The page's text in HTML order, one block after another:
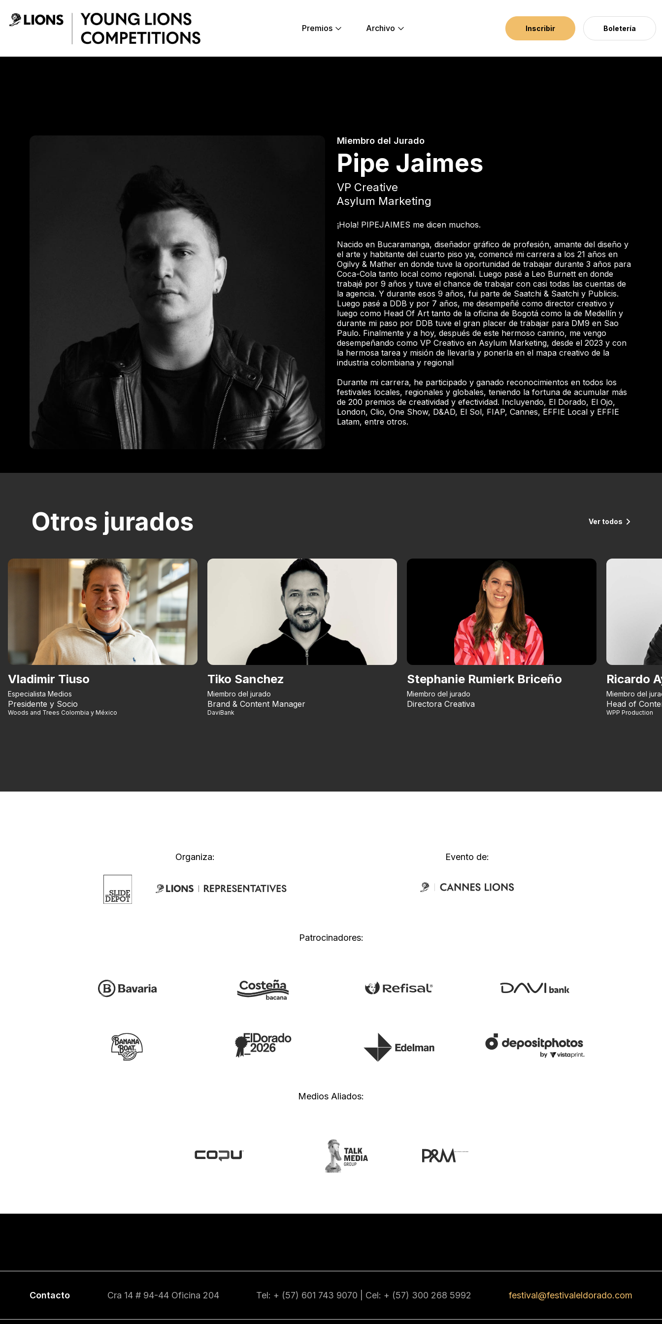
Premios
Archivo Inscribir Boletería
Miembro del Jurado
Pipe Jaimes
VP Creative
Asylum Marketing
¡Hola! PIPEJAIMES me dicen muchos.
Nacido en Bucaramanga, diseñador gráfico de profesión, amante del diseño y
el arte y habitante del cuarto piso ya, comencé mi carrera a los 21 años en
Ogilvy & Mather en donde tuve la oportunidad de trabajar durante 3 años para
Coca-Cola tanto local como regional. Luego pasé a Leo Burnett en donde
trabajé por 9 años y tuve el chance de trabajar con casi todas las cuentas de
la agencia. Y durante esos 9 años, fui parte de Saatchi & Saatchi y Publicis.
Luego pasé a DDB y por 7 años, me desempeñé como director creativo y
luego como Head Of Art tanto de la oficina de Bogotá como la de Medellín y
durante mi paso por DDB tuve el gran placer de trabajar para DM9 en Sao
Paulo. Finalmente y a hoy, después de este hermoso camino, me vengo
desempeñando como VP Creativo en Asylum Marketing, desde el 2023 y con
la hermosa tarea y misión de llevarla y ponerla en el mapa creativo de la
industria colombiana y regional
Durante mi carrera, he participado y ganado reconocimientos en todos los
festivales locales, regionales y globales, teniendo la fortuna de acumular más
de 200 premios de creatividad y efectividad. Incluyendo, El Dorado, El Ojo,
London, Clio, One Show, D&AD, El Sol, FIAP, Cannes, EFFIE Local y EFFIE
Latam, entre otros.
Otros jurados Ver todos
Vladimir Tiuso
Especialista Medios
Presidente y Socio
Woods and Trees Colombia y México
Tiko Sanchez
Miembro del jurado
Brand & Content Manager
DaviBank
Stephanie Rumierk Briceño
Miembro del jurado
Directora Creativa
Ricardo
Miembro del
Head of
WPP Production
Organiza: Evento de:
Patrocinadores:
Medios Aliados:
Contacto Cra 14 # 94-44 Oficina 204 Tel: + (57) 601 743 9070 | Cel: + (57) 300 268 5992 festival@festivaleldorado.com